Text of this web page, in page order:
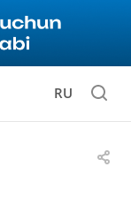
RU